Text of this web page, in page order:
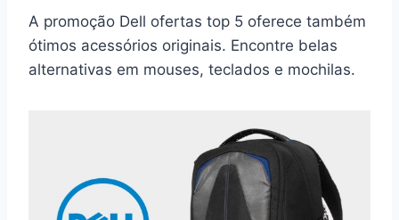
A promoção Dell ofertas top 5 oferece também
ótimos acessórios originais. Encontre belas
alternativas em mouses, teclados e mochilas.